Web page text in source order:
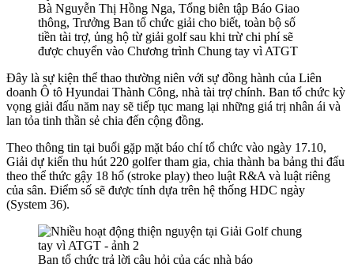
Bà Nguyễn Thị Hồng Nga, Tổng biên tập Báo Giao
thông, Trưởng Ban tổ chức giải cho biết, toàn bộ số
tiền tài trợ, ủng hộ từ giải golf sau khi trừ chi phí sẽ
được chuyển vào Chương trình Chung tay vì ATGT
Đây là sự kiện thể thao thường niên với sự đồng hành của Liên
doanh Ô tô Hyundai Thành Công, nhà tài trợ chính. Ban tổ chức kỳ
vọng giải đấu năm nay sẽ tiếp tục mang lại những giá trị nhân ái và
lan tỏa tinh thần sẻ chia đến cộng đồng.
Theo thông tin tại buổi gặp mặt báo chí tổ chức vào ngày 17.10,
Giải dự kiến thu hút 220 golfer tham gia, chia thành ba bảng thi đấu
theo thể thức gậy 18 hố (stroke play) theo luật R&A và luật riêng
của sân. Điểm số sẽ được tính dựa trên hệ thống HDC ngày
(System 36).
Ban tổ chức trả lời câu hỏi của các nhà báo